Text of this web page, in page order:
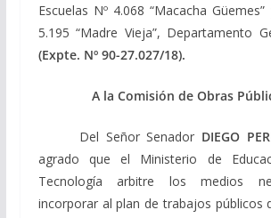
Escuelas Nº 4.068 “Macacha
5.195 “Madre Vieja”, Departamento
(Expte. Nº 90-27.027/18).
A la Comisión de Obras
Del Señor Senador DIEGO
agrado que el Ministerio de
Tecnología arbitre los medios
incorporar al plan de trabajos públicos